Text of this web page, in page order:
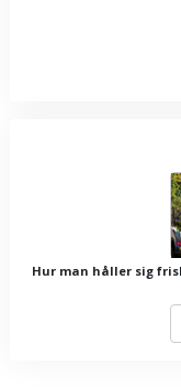
Hur man håller sig